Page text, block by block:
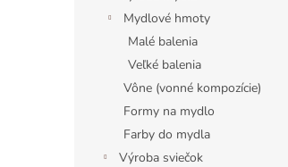
Mydlové hmoty
Malé balenia
Veľké balenia
Vône (vonné kompozície)
Formy na mydlo
Farby do mydla
Výroba sviečok